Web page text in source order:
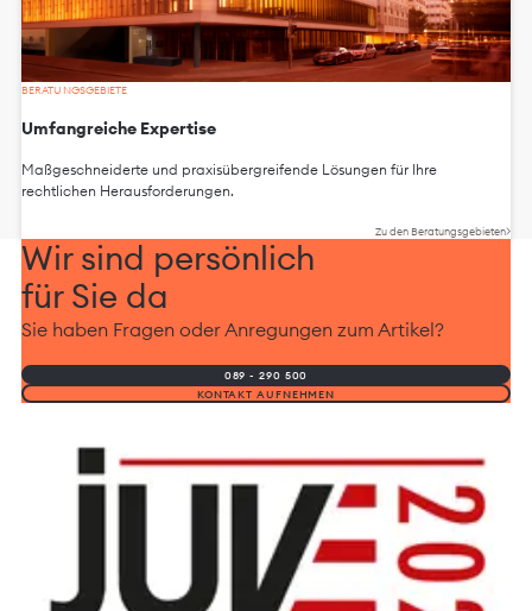
BERATUNGSGEBIETE
Umfangreiche Expertise
Maßgeschneiderte und praxisübergreifende Lösungen für Ihre
rechtlichen Herausforderungen.
Zu den Beratungsgebieten
Wir sind persönlich
für Sie da
Sie haben Fragen oder Anregungen zum Artikel?
089 - 290 500
KONTAKT AUFNEHMEN